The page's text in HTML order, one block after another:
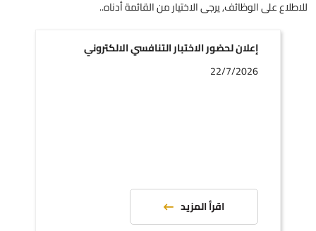
للاطلاع على الوظائف, يرجى الاختيار من القائمة أدناه..
إعلان لحضور الاختبار التنافسي الالكتروني
22/7/2026
اقرأ المزيد